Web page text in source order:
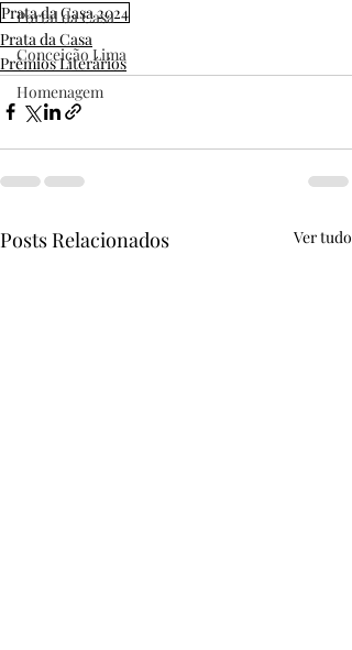
Portal da Casa
Conceição Lima
Homenagem
Prata da Casa 2024
Prata da Casa
Prêmios Literários
Posts Relacionados Ver tudo